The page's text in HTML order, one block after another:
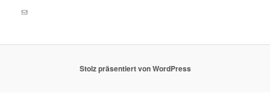
E-Mail
Stolz präsentiert von WordPress